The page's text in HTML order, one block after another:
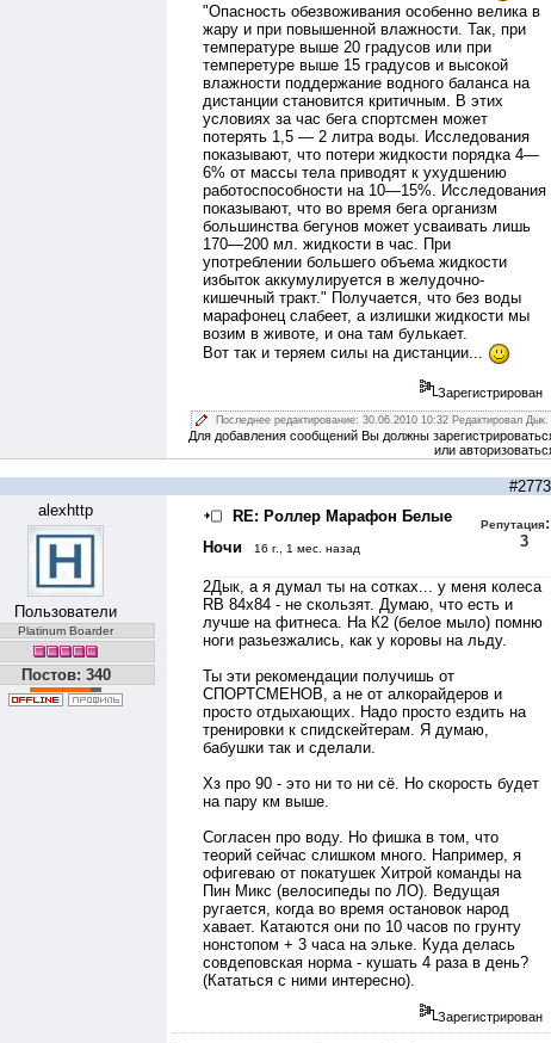
"Опасность обезвоживания особенно велика в
жару и при повышенной влажности. Так, при
температуре выше 20 градусов или при
темперетуре выше 15 градусов и высокой
влажности поддержание водного баланса на
дистанции становится критичным. В этих
условиях за час бега спортсмен может
потерять 1,5 — 2 литра воды. Исследования
показывают, что потери жидкости порядка 4—
6% от массы тела приводят к ухудшению
работоспособности на 10—15%. Исследования
показывают, что во время бега организм
большинства бегунов может усваивать лишь
170—200 мл. жидкости в час. При
употреблении большего объема жидкости
избыток аккумулируется в желудочно-
кишечный тракт." Получается, что без воды
марафонец слабеет, а излишки жидкости мы
возим в животе, и она там булькает.
Вот так и теряем силы на дистанции...
Зарегистрирован
Последнее редактирование: 30.06.2010 10:32 Редактировал Дык.
Для добавления сообщений Вы должны
или
#2773
alexhttp
Пользователи
Platinum Boarder
Постов: 340
RE: Роллер Марафон Белые
Ночи
16 г., 1 мес. назад
Репутация:
3
2Дык, а я думал ты на сотках... у меня колеса
RB 84x84 - не скользят. Думаю, что есть и
лучше на фитнеса. На К2 (белое мыло) помню
ноги разьезжались, как у коровы на льду.
Ты эти рекомендации получишь от
СПОРТСМЕНОВ, а не от алкорайдеров и
просто отдыхающих. Надо просто ездить на
тренировки к спидскейтерам. Я думаю,
бабушки так и сделали.
Хз про 90 - это ни то ни сё. Но скорость будет
на пару км выше.
Согласен про воду. Но фишка в том, что
теорий сейчас слишком много. Например, я
офигеваю от покатушек Хитрой команды на
Пин Микс (велосипеды по ЛО). Ведущая
ругается, когда во время остановок народ
хавает. Катаются они по 10 часов по грунту
нонстопом + 3 часа на эльке. Куда делась
совдеповская норма - кушать 4 раза в день?
(Кататься с ними интересно).
Зарегистрирован